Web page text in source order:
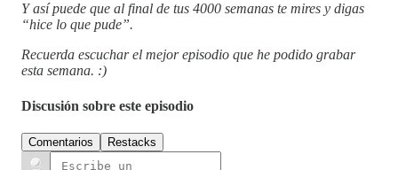
Y así puede que al final de tus 4000 semanas te mires y digas
“hice lo que pude”.
Recuerda escuchar el mejor episodio que he podido grabar
esta semana. :)
Discusión sobre este episodio
Comentarios Restacks